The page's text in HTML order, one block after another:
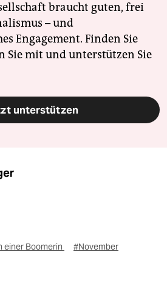
braucht guten, frei
– und
Engagement. Finden Sie
Sie mit und unterstützen Sie
unterstützen
einer Boomerin
#November